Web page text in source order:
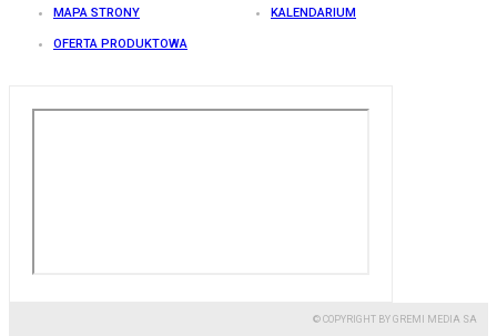
MAPA STRONY KALENDARIUM
OFERTA PRODUKTOWA
© COPYRIGHT BY GREMI MEDIA SA